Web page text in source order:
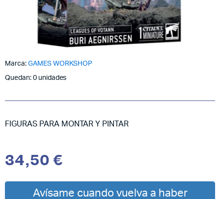
Marca: GAMES WORKSHOP
Quedan: 0 unidades
FIGURAS PARA MONTAR Y PINTAR
34,50€
Avísame cuando vuelva a haber